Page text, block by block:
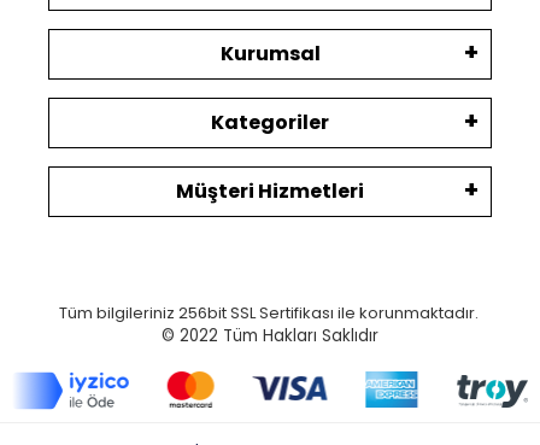
Kurumsal
Kategoriler
Müşteri Hizmetleri
Tüm bilgileriniz 256bit SSL Sertifikası ile korunmaktadır.
© 2022 Tüm Hakları Saklıdır